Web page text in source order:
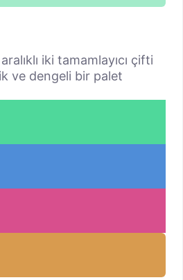
iki tamamlayıcı çifti
ve dengeli bir palet